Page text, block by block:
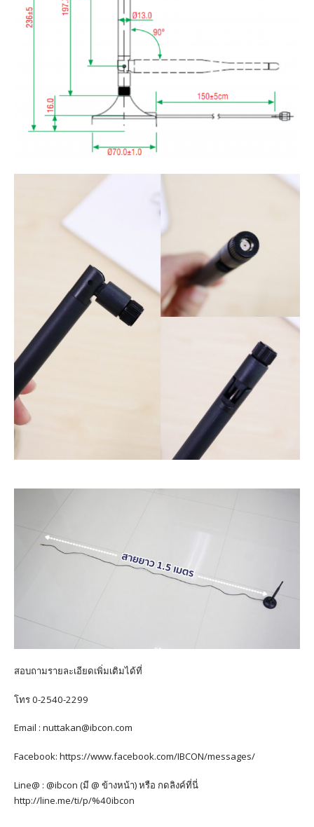
สอบถามรายละเอียดเพิ่มเติมได้ที่
โทร 0-2540-2299
Email : nuttakan@ibcon.com
Facebook: https://www.facebook.com/IBCON/messages/
Line@ : @ibcon (มี @ ข้างหน้า) หรือ กดลิงค์ที่นี่
http://line.me/ti/p/%40ibcon